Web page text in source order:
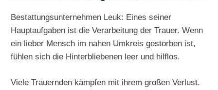
Bestattungsunternehmen Leuk: Eines seiner
Hauptaufgaben ist die Verarbeitung der Trauer. Wenn
ein lieber Mensch im nahen Umkreis gestorben ist,
fühlen sich die Hinterbliebenen leer und hilflos.
Viele Trauernden kämpfen mit ihrem großen Verlust.